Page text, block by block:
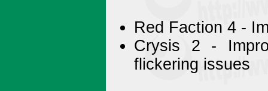
Red Faction 4 -
Crysis 2 -
flickering issues